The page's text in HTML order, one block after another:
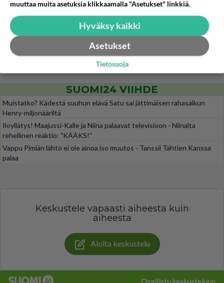
Näin tekisi ainakin Rydman seuratessaan idolinsa Trumpin mallia https://www.is.fi/politiikka/art-2000012187244.html
Mitä tuot pöytään parisuhteessa?
SUOMI24 VIIHDE
Muistatko? Kädestä suuhun elävä Satu sai jättimäisen rahasalkun
Henry-miljonääriltä
Iloyllätys! Maajussi-Kalle ja Niina palaavat televisioon - Niinalta
rehellinen reaktio: "KÄÄKS!"
Vappu Pimiän lähtö ei ole ainoa iso muutos - Tanssii Tähtien Kanssa
palaa
Keskustele vapaasti aiheesta kuin
aiheesta
Aloita keskustelu
muuttaa muita asetuksia klikkaamalla "Asetukset" linkkiä.
Hyväksy kaikki
Asetukset
Tietosuoja